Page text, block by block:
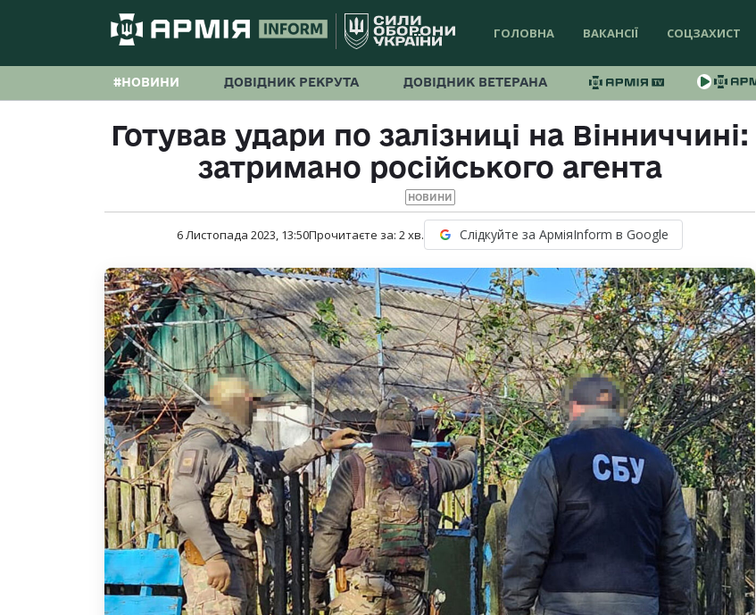
ГОЛОВНА ВАКАНСІЇ СОЦЗАХИСТ
#НОВИНИ ДОВІДНИК РЕКРУТА ДОВІДНИК ВЕТЕРАНА
Готував удари по залізниці на Вінниччині:
затримано російського агента
НОВИНИ
6 Листопада 2023, 13:50Прочитаєте за: 2хв. Слідкуйте за АрміяInform в Google